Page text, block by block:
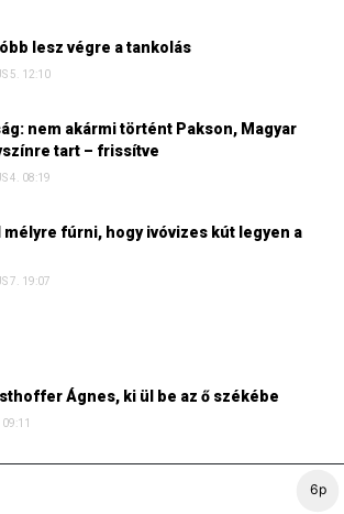
6p
lesz végre a tankolás
5. 12:10
nem akármi történt Pakson, Magyar
tart – frissítve
4. 08:19
mélyre fúrni, hogy ivóvizes kút legyen a
7. 19:07
Ágnes, ki ül be az ő székébe
száraz lábbal lefotózható a Parlament a